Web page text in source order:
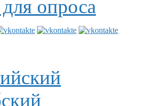
опроса